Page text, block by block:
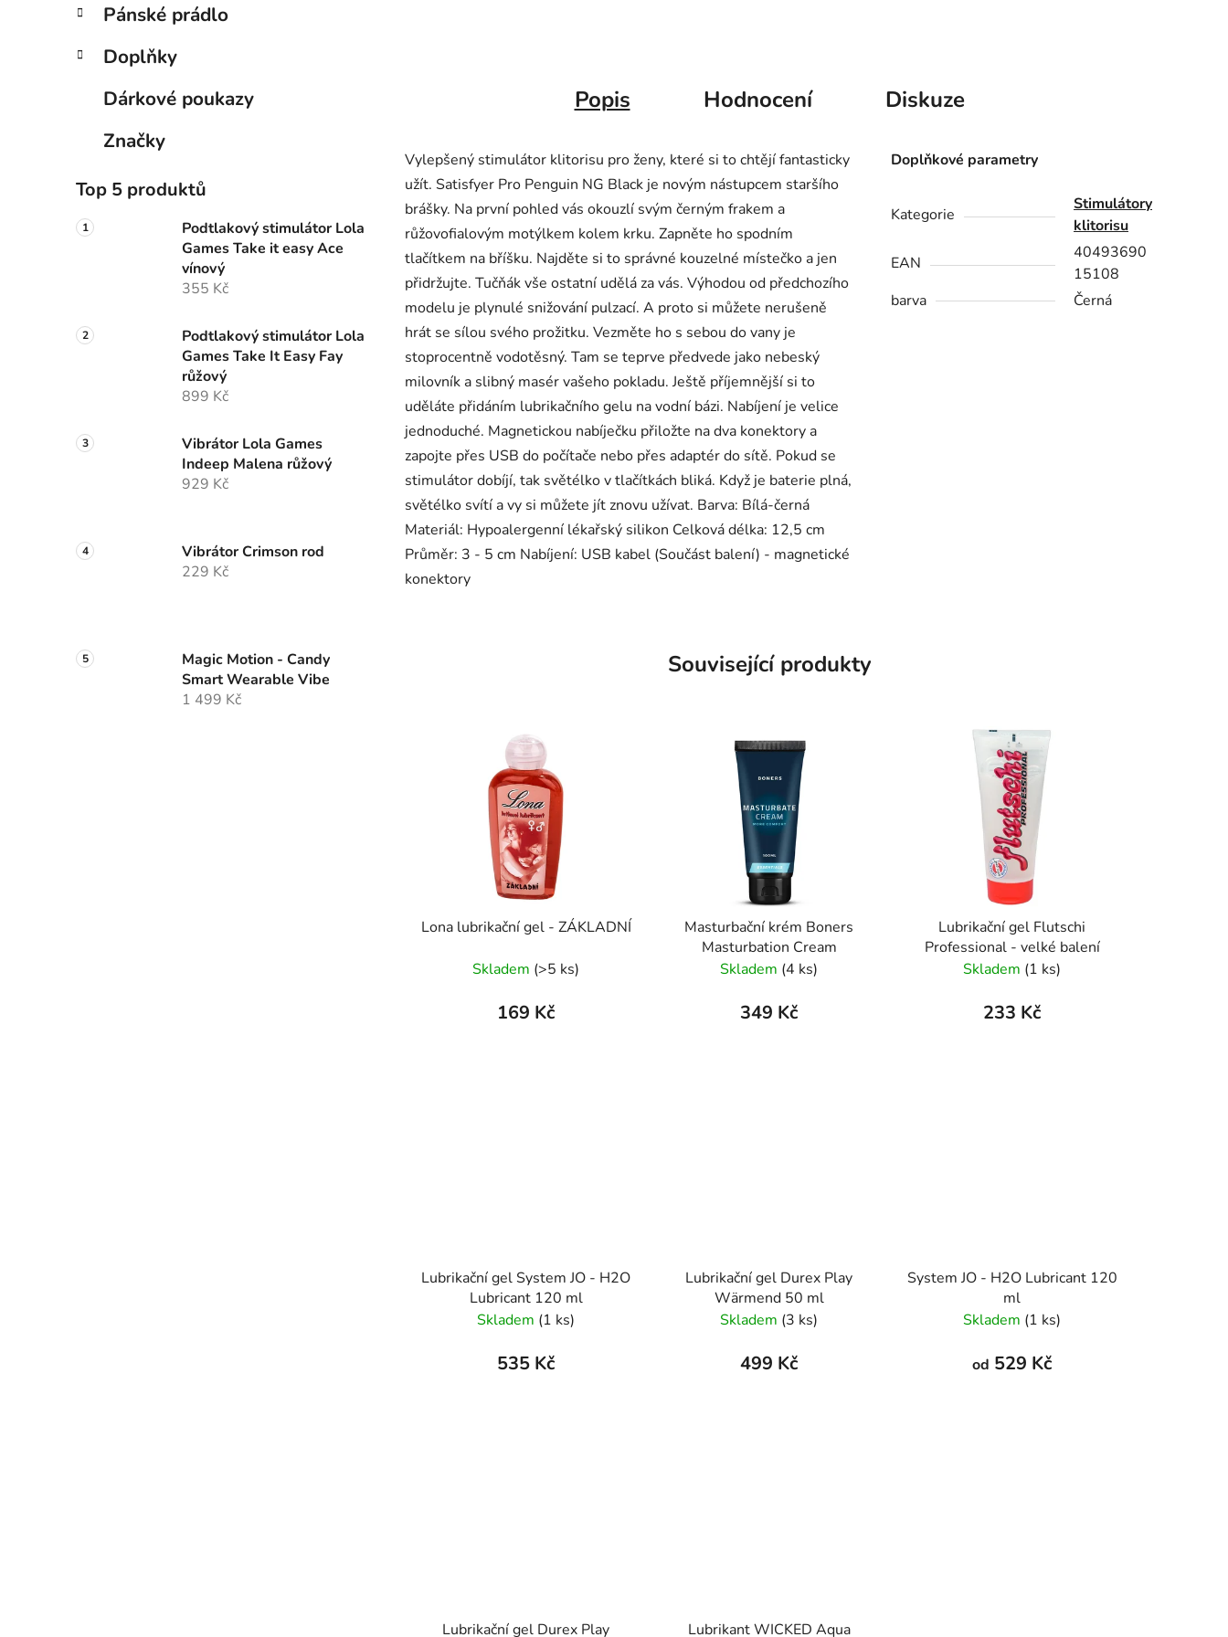
Pánské prádlo
Doplňky
Dárkové poukazy
Značky
Top 5 produktů
Podtlakový stimulátor Lola
Games Take it easy Ace
vínový
355 Kč
Podtlakový stimulátor Lola
Games Take It Easy Fay
růžový
899 Kč
Vibrátor Lola Games
Indeep Malena růžový
929 Kč
Vibrátor Crimson rod
229 Kč
Magic Motion - Candy
Smart Wearable Vibe
1 499 Kč
Popis Hodnocení Diskuze
Vylepšený stimulátor klitorisu pro ženy, které si to chtějí fantasticky
užít. Satisfyer Pro Penguin NG Black je novým nástupcem staršího
brášky. Na první pohled vás okouzlí svým černým frakem a
růžovofialovým motýlkem kolem krku. Zapněte ho spodním
tlačítkem na bříšku. Najděte si to správné kouzelné místečko a jen
přidržujte. Tučňák vše ostatní udělá za vás. Výhodou od předchozího
modelu je plynulé snižování pulzací. A proto si můžete nerušeně
hrát se sílou svého prožitku. Vezměte ho s sebou do vany je
stoprocentně vodotěsný. Tam se teprve předvede jako nebeský
milovník a slibný masér vašeho pokladu. Ještě příjemnější si to
uděláte přidáním lubrikačního gelu na vodní bázi. Nabíjení je velice
jednoduché. Magnetickou nabíječku přiložte na dva konektory a
zapojte přes USB do počítače nebo přes adaptér do sítě. Pokud se
stimulátor dobíjí, tak světélko v tlačítkách bliká. Když je baterie plná,
světélko svítí a vy si můžete jít znovu užívat. Barva: Bílá-černá
Materiál: Hypoalergenní lékařský silikon Celková délka: 12,5 cm
Průměr: 3 - 5 cm Nabíjení: USB kabel (Součást balení) - magnetické
konektory
Doplňkové parametry
Kategorie
Stimulátory
klitorisu
EAN
40493690
15108
barva
Černá
Související produkty
Lona lubrikační gel - ZÁKLADNÍ
Skladem (>5 ks)
169 Kč
Masturbační krém Boners
Masturbation Cream
Skladem (4 ks)
349 Kč
Lubrikační gel Flutschi
Professional - velké balení
Skladem (1 ks)
233 Kč
Lubrikační gel System JO - H2O
Lubricant 120 ml
Skladem (1 ks)
535 Kč
Lubrikační gel Durex Play
Wärmend 50 ml
Skladem (3 ks)
499 Kč
System JO - H2O Lubricant 120
ml
Skladem (1 ks)
od 529 Kč
Lubrikační gel Durex Play Lubrikant WICKED Aqua